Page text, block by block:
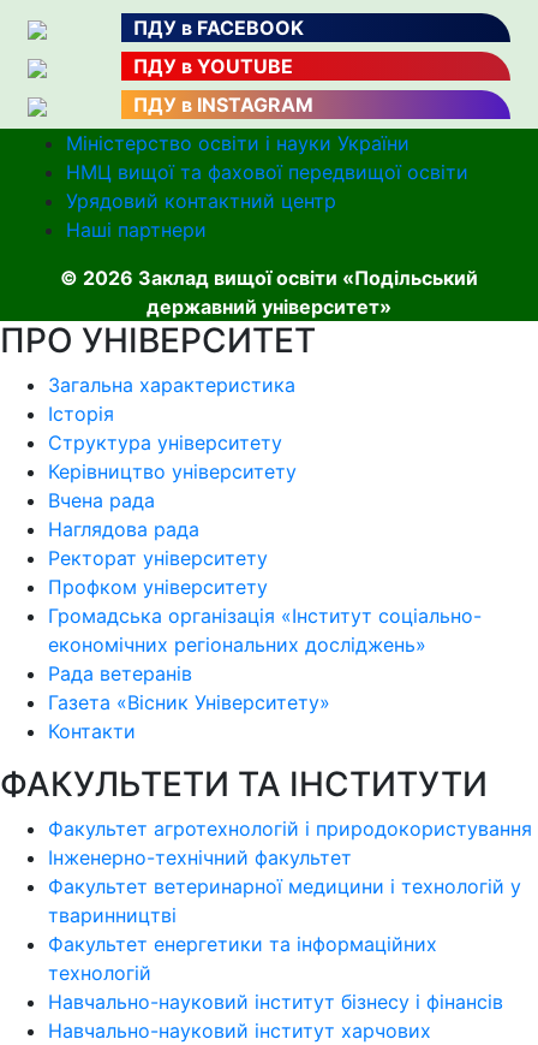
ПДУ в FACEBOOK
ПДУ в YOUTUBE
ПДУ в INSTAGRAM
Міністерство освіти і науки України
НМЦ вищої та фахової передвищої освіти
Урядовий контактний центр
Наші партнери
© 2026 Заклад вищої освіти «Подільський
державний університет»
ПРО УНІВЕРСИТЕТ
Загальна характеристика
Історія
Структура університету
Керівництво університету
Вчена рада
Наглядова рада
Ректорат університету
Профком університету
Громадська організація «Інститут соціально-
економічних регіональних досліджень»
Рада ветеранів
Газета «Вісник Університету»
Контакти
ФАКУЛЬТЕТИ ТА ІНСТИТУТИ
Факультет агротехнологій і природокористування
Інженерно-технічний факультет
Факультет ветеринарної медицини і технологій у
тваринництві
Факультет енергетики та інформаційних
технологій
Навчально-науковий інститут бізнесу і фінансів
Навчально-науковий інститут харчових